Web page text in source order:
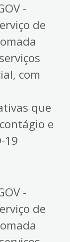
-
de
com
que
e
19
-
de